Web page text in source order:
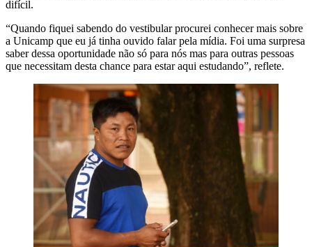
difícil.
“Quando fiquei sabendo do vestibular procurei conhecer mais sobre
a Unicamp que eu já tinha ouvido falar pela mídia. Foi uma surpresa
saber dessa oportunidade não só para nós mas para outras pessoas
que necessitam desta chance para estar aqui estudando”, reflete.